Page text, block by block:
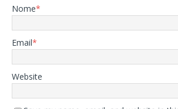
Nome*
Email*
Website